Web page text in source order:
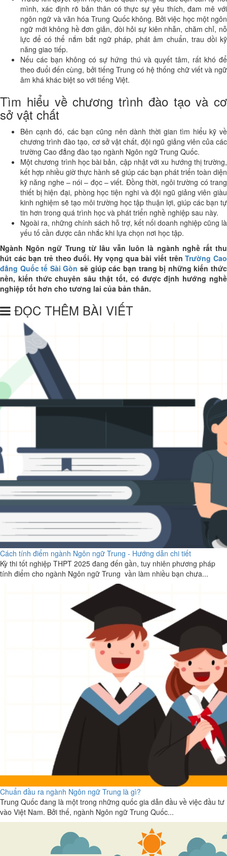
mình, xác định rõ bản thân có thực sự yêu thích, đam mê với
ngôn ngữ và văn hóa Trung Quốc không. Bởi việc học một ngôn
ngữ mới không hề đơn giản, đòi hỏi sự kiên nhẫn, chăm chỉ, nỗ
lực để có thể nắm bắt ngữ pháp, phát âm chuẩn, trau dồi kỹ
năng giao tiếp.
Nếu các bạn không có sự hứng thú và quyết tâm, rất khó để
theo đuổi đến cùng, bởi tiếng Trung có hệ thống chữ viết và ngữ
âm khá khác biệt so với tiếng Việt.
Tìm hiểu về chương trình đào tạo và cơ
sở vật chất
Bên cạnh đó, các bạn cũng nên dành thời gian tìm hiểu kỹ về
chương trình đào tạo, cơ sở vật chất, đội ngũ giảng viên của các
trường Cao đẳng đào tạo ngành Ngôn ngữ Trung Quốc.
Một chương trình học bài bản, cập nhật với xu hướng thị trường,
kết hợp nhiều giờ thực hành sẽ giúp các bạn phát triển toàn diện
kỹ năng nghe – nói – đọc – viết. Đồng thời, ngôi trường có trang
thiết bị hiện đại, phòng học tiện nghi và đội ngũ giảng viên giàu
kinh nghiệm sẽ tạo môi trường học tập thuận lợi, giúp các bạn tự
tin hơn trong quá trình học và phát triển nghề nghiệp sau này.
Ngoài ra, những chính sách hỗ trợ, kết nối doanh nghiệp cũng là
yếu tố cần được cân nhắc khi lựa chọn nơi học tập.
Ngành Ngôn ngữ Trung từ lâu vẫn luôn là ngành nghề rất thu
hút các bạn trẻ theo đuổi. Hy vọng qua bài viết trênTrường Cao
đẳng Quốc tế Sài Gòn sẽ giúp các bạn trang bị những kiến thức
nền, kiến thức chuyên sâu thật tốt, có được định hướng nghề
nghiệp tốt hơn cho tương lai của bản thân.
ĐỌC THÊM BÀI VIẾT
Cách tính điểm ngành Ngôn ngữ Trung - Hướng dẫn chi tiết
Kỳ thi tốt nghiệp THPT 2025 đang đến gần, tuy nhiên phương pháp
tính điểm cho ngành Ngôn ngữ Trung vần làm nhiều bạn chưa...
Chuẩn đầu ra ngành Ngôn ngữ Trung là gì?
Trung Quốc đang là một trong những quốc gia dẫn đầu về việc đầu tư
vào Việt Nam. Bởi thế, ngành Ngôn ngữ Trung Quốc...